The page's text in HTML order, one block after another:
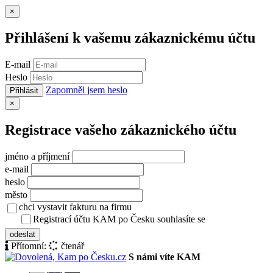
×
Přihlášení k vašemu zákaznickému účtu
E-mail
Heslo
Přihlásit Zapomněl jsem heslo
×
Registrace vašeho zákaznického účtu
jméno a příjmení
e-mail
heslo
město
chci vystavit fakturu na firmu
Registrací účtu KAM po Česku souhlasíte se
odeslat
Přítomní:
čtenář
S námi víte KAM